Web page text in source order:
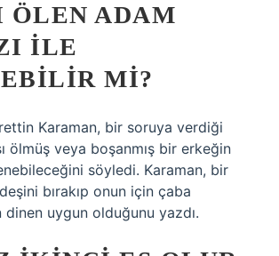
ÖLEN ADAM
ILE
MI?
Karaman, bir soruya verdiği
ölmüş veya boşanmış bir erkeğin
söyledi. Karaman, bir
bırakıp onun için çaba
uygun olduğunu yazdı.